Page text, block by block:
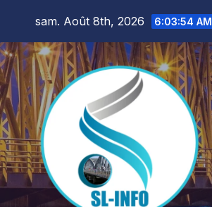
content
sam. Août 8th, 2026 6:03:56 AM